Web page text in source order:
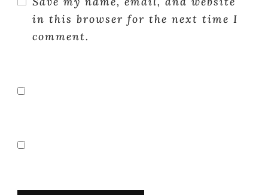
in this browser for the next time I
comment.